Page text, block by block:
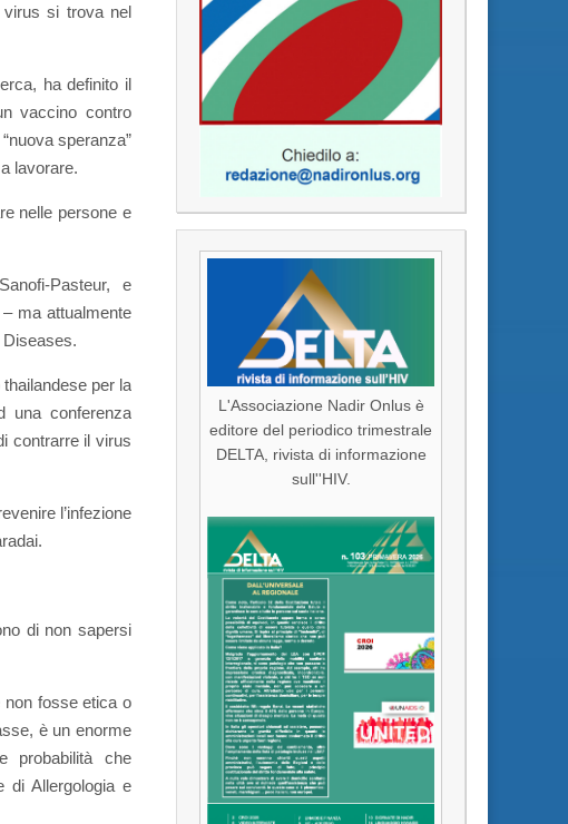
virus si trova nel
ha definito il
vaccino contro
speranza”
lavorare.
nelle persone e
Pasteur, e
ma attualmente
Diseases.
per la
una conferenza
contrarre il virus
l’infezione
di non sapersi
non fosse etica o
è un enorme
probabilità che
di Allergologia e
L'Associazione Nadir Onlus è
editore del periodico trimestrale
DELTA, rivista di informazione
sull''HIV.